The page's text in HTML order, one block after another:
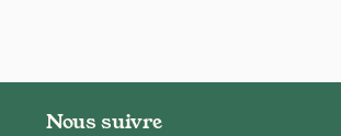
Nous suivre